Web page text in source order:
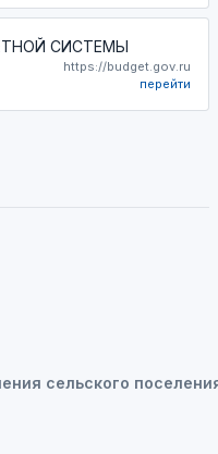
СИСТЕМЫ
https://budget.gov.ru
перейти